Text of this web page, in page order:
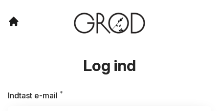
Log ind
Indtast e-mail *